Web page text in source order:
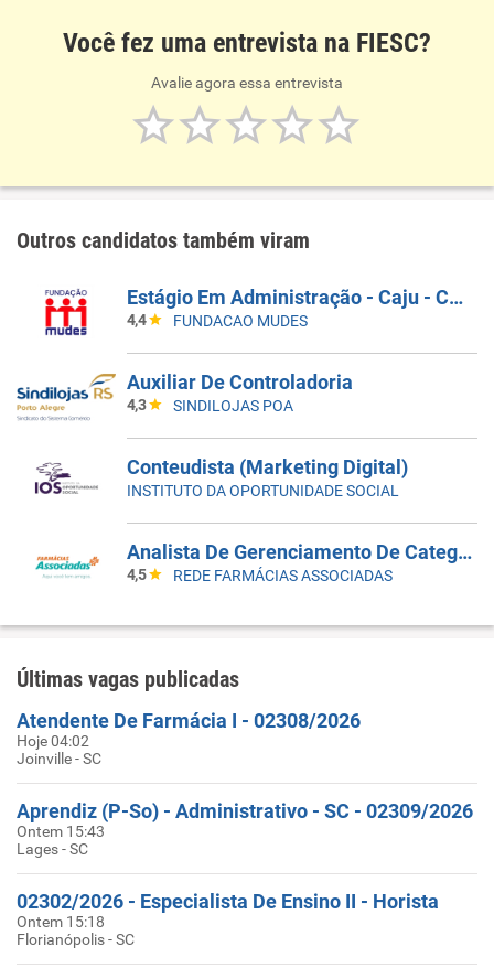
Você fez uma entrevista na FIESC?
Avalie agora essa entrevista
Outros candidatos também viram
Estágio Em Administração - Caju - Companhia De Bebidas - R$1000,00
4,4 FUNDACAO MUDES
Auxiliar De Controladoria
4,3 SINDILOJAS POA
Conteudista (Marketing Digital)
INSTITUTO DA OPORTUNIDADE SOCIAL
Analista De Gerenciamento De Categoria
4,5 REDE FARMÁCIAS ASSOCIADAS
Últimas vagas publicadas
Atendente De Farmácia I - 02308/2026
Hoje 04:02
Joinville - SC
Aprendiz (P-So) - Administrativo - SC - 02309/2026
Ontem 15:43
Lages - SC
02302/2026 - Especialista De Ensino II - Horista
Ontem 15:18
Florianópolis - SC